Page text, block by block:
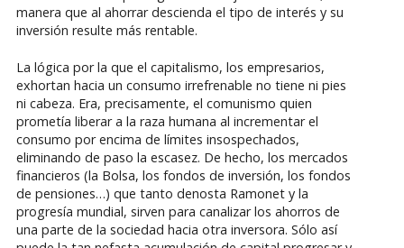
manera que al ahorrar descienda el tipo de interés y su
inversión resulte más rentable.
La lógica por la que el capitalismo, los empresarios,
exhortan hacia un consumo irrefrenable no tiene ni pies
ni cabeza. Era, precisamente, el comunismo quien
prometía liberar a la raza humana al incrementar el
consumo por encima de límites insospechados,
eliminando de paso la escasez. De hecho, los mercados
financieros (la Bolsa, los fondos de inversión, los fondos
de pensiones…) que tanto denosta Ramonet y la
progresía mundial, sirven para canalizar los ahorros de
una parte de la sociedad hacia otra inversora. Sólo así